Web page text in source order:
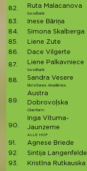
82. Ruta Malacanova
Swedbank
83. Inese Bāriņa
84.
Simona Skalberga
85.
Liene Zute
86.
Dace Vilgerte
87. Liene Palkavniece
Swedbank
88. Sandra Vesere
Skriešanas Akadēmija
89.
Austra
Dobrovoļska
Olainfarm
90.
Inga Vītuma-
Jaunzeme
ALLE HOP
91. Agnese Briede
92.
Sintija Langenfelde
93.
Kristīna Rutkauska